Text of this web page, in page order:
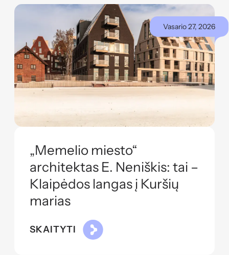
Vasario 27, 2026
„Memelio miesto“
architektas E. Neniškis: tai –
Klaipėdos langas į Kuršių
marias
SKAITYTI